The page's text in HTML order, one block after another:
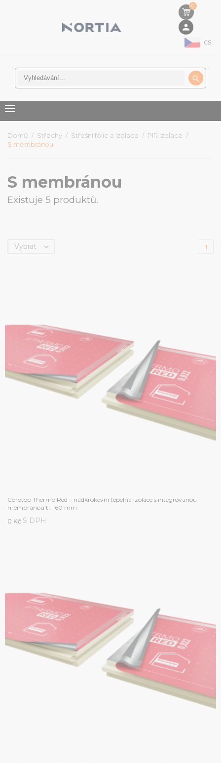
0
person
cs

Domů Střechy Střešní fólie a izolace
PIR izolace
S membránou
S membránou
Existuje 5 produktů.
Vybrat  1
Corotop Thermo Red – nadkrokevní tepelná izolace s integrovanou
membránou tl. 160 mm
0 Kč S DPH